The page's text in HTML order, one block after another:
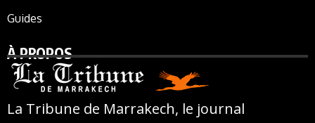
Guides
À PROPOS
La Tribune de Marrakech, le journal